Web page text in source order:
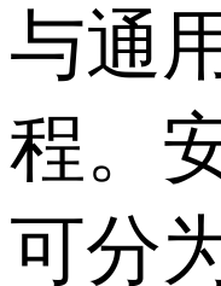
与通
程。
可分